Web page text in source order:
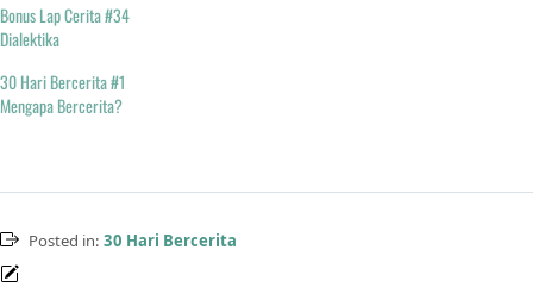
Bonus Lap Cerita #34
Dialektika
30 Hari Bercerita #1
Mengapa Bercerita?
Posted in: 30 Hari Bercerita